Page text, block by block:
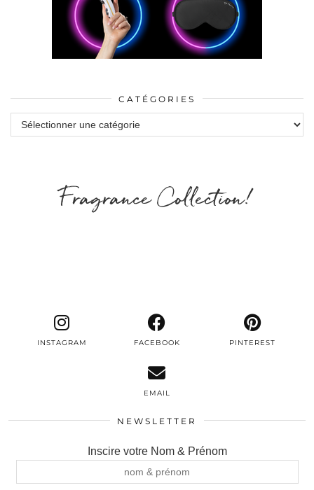
CATÉGORIES
Catégories
Fragrance Collection!
INSTAGRAM FACEBOOK PINTEREST
EMAIL
NEWSLETTER
Inscire votre Nom & Prénom